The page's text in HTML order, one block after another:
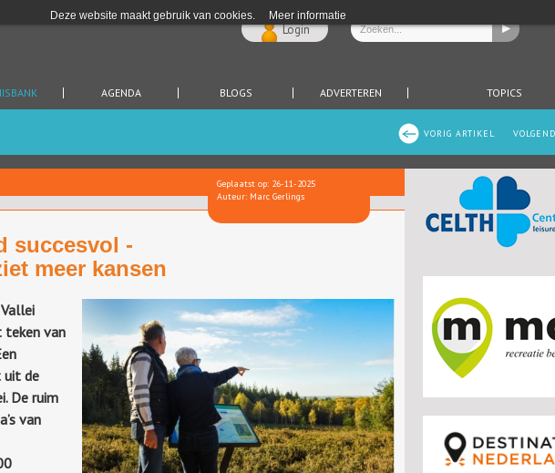
Deze website maakt gebruik van cookies. Meer informatie
Login
AGENDA BLOGS ADVERTEREN TOPICS
VORIG ARTIKEL
Geplaatst op: 26-11-2025
Auteur: Marc Gerlings
succesvol -
meer kansen
teken van
uit de
De ruim
van